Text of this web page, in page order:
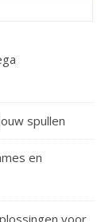
spullen
en
voor